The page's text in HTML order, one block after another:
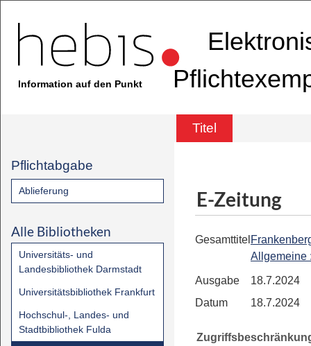
Information auf den Punkt
Titel
Pflichtabgabe
Ablieferung
Alle Bibliotheken
Universitäts- und
Landesbibliothek Darmstadt
Universitätsbibliothek Frankfurt
Hochschul-, Landes- und
Stadtbibliothek Fulda
E-Zeitung
Gesamttitel
Allgemeine
Ausgabe
18.7.2024
Datum
18.7.2024